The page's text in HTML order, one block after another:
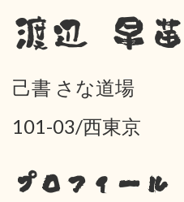
渡辺 早苗
己書 さな道場
101-03/西東京
プロフィール